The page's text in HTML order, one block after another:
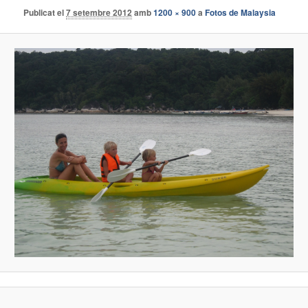
Publicat el7 setembre 2012 amb1200 × 900aFotos de Malaysia